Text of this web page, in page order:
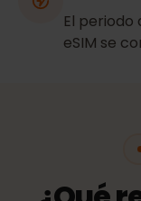
El periodo
eSIM se